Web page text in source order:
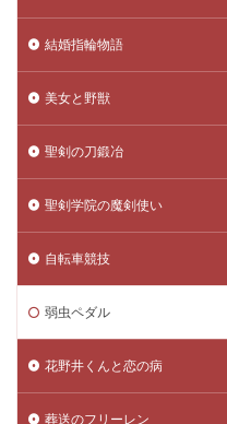
結婚指輪物語
美女と野獣
聖剣の刀鍛冶
聖剣学院の魔剣使い
自転車競技
弱虫ペダル
花野井くんと恋の病
葬送のフリーレン